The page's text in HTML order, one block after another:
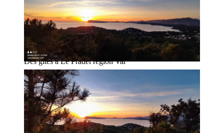
Des gîtes à Le Pradet région Var